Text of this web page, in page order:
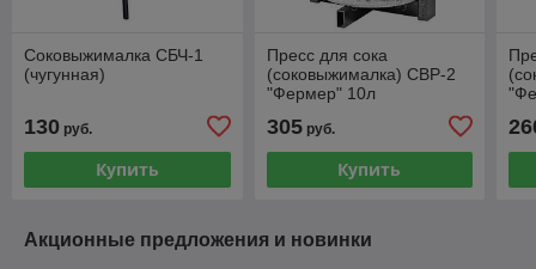
Соковыжималка СБЧ-1
(чугунная)
130 руб.
Купить
Пресс для сока
(соковыжималка) СВР-2
"Фермер" 10л
305руб.
Купить
Акционные предложения и новинки